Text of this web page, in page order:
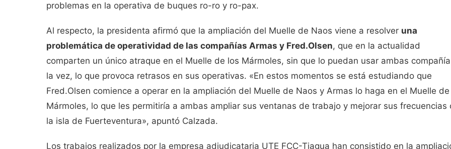
problemas en la operativa de buques ro-ro y ro-pax.
Al respecto, la presidenta afirmó que la ampliación del Muelle de Naos viene a resolver una
problemática de operatividad de las compañías Armas y Fred.Olsen, que en la actualidad
comparten un único atraque en el Muelle de los Mármoles, sin que lo puedan usar ambas
la vez, lo que provoca retrasos en sus operativas. «En estos momentos se está estudiando que
Fred.Olsen comience a operar en la ampliación del Muelle de Naos y Armas lo haga en el Muelle
Mármoles, lo que les permitiría a ambas ampliar sus ventanas de trabajo y mejorar sus frecuencias
la isla de Fuerteventura», apuntó Calzada.
Los trabajos realizados por la empresa adjudicataria UTE FCC-Tiagua han consistido en la